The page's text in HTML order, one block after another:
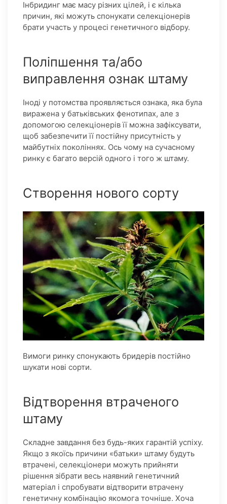
Інбридинг має масу різних цілей, і є кілька
причин, які можуть спонукати селекціонерів
брати участь у процесі генетичного відбору.
Поліпшення та/або
виправлення ознак штаму
Іноді у потомства проявляється ознака, яка була
виражена у батьківських фенотипах, але з
допомогою селекціонерів її можна зафіксувати,
щоб забезпечити її постійну присутність у
майбутніх поколіннях. Ось чому на сучасному
ринку є багато версій одного і того ж штаму.
Створення нового сорту
Вимоги ринку спонукають бридерів постійно
шукати нові сорти.
Відтворення втраченого
штаму
Складне завдання без будь-яких гарантій успіху.
Якщо з якоїсь причини «батьки» штаму будуть
втрачені, селекціонери можуть прийняти
рішення зібрати весь наявний генетичний
матеріал і спробувати відтворити втрачену
генетичну комбінацію якомога точніше. Хоча